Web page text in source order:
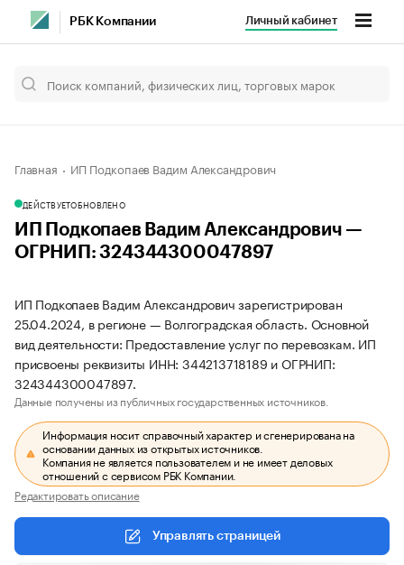
РБК Компании Личный кабинет
Главная ИП Подкопаев Вадим Александрович
ДЕЙСТВУЕТОБНОВЛЕНО
ИП Подкопаев Вадим Александрович —
ОГРНИП: 324344300047897
ИП Подкопаев Вадим Александрович зарегистрирован
25.04.2024, в регионе — Волгоградская область. Основной
вид деятельности: Предоставление услуг по перевозкам. ИП
присвоены реквизиты ИНН: 344213718189 и ОГРНИП:
324344300047897.
Данные получены из публичных государственных источников.
Информация носит справочный характер и сгенерирована на
основании данных из открытых источников.
Компания не является пользователем и не имеет деловых
отношений с сервисом РБК Компании.
Редактировать описание
Управлять страницей